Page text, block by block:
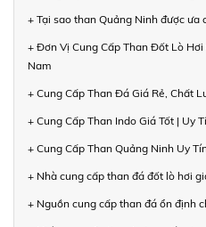
+ Tại sao than Quảng Ninh được ưa
+ Đơn Vị Cung Cấp Than Đốt Lò
Nam
+ Cung Cấp Than Đá Giá Rẻ, Chất
+ Cung Cấp Than Indo Giá Tốt | Uy
+ Cung Cấp Than Quảng Ninh Uy
+ Nhà cung cấp than đá đốt lò hơi
+ Nguồn cung cấp than đá ổn định